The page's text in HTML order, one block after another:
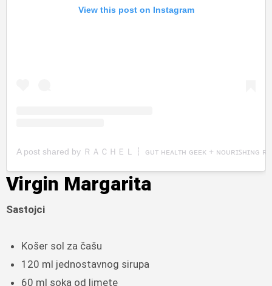
View this post on Instagram
A post shared by ＲＡＣＨＥＬ┇ ɢᴜᴛ ʜᴇᴀʟᴛʜ ɢᴇᴇᴋ + ɴᴏᴜʀɪꜱʜɪɴɢ
Virgin Margarita
Sastojci
Košer sol za čašu
120 ml jednostavnog sirupa
60 ml soka od limete